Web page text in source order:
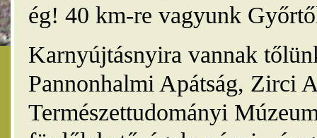
ég! 40 km-re vagyunk
Karnyújtásnyira vannak
Pannonhalmi Apátság, Zirci
Természettudományi